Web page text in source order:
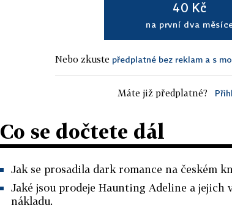
40 Kč
na první dva
Nebo zkuste předplatné bez reklam a s
Máte již předplatné?
Co se dočtete dál
Jak se prosadila dark romance na českém
Jaké jsou prodeje Haunting Adeline a jejich
nákladu.